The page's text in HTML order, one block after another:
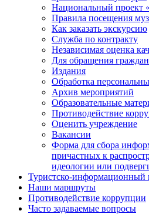
Национальный проект
Правила посещения
Как заказать экскурсию
Служба по контракту
Независимая оценка
Для обращения граждан
Издания
Обработка
Архив мероприятий
Образовательные
Противодействие
Оценить учреждение
Вакансии
Форма для сбора
причастных к
идеологии или
Туристско-информационный
Наши маршруты
Противодействие коррупции
Часто задаваемые вопросы